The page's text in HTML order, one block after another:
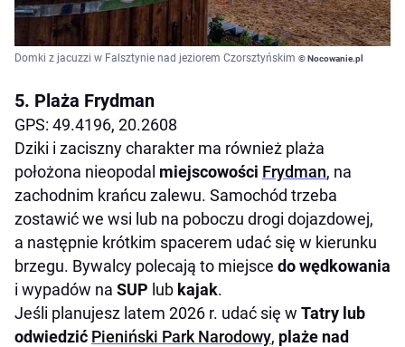
Domki z jacuzzi w Falsztynie nad jeziorem Czorsztyńskim © Nocowanie.pl
5. Plaża Frydman
GPS: 49.4196, 20.2608
Dziki i zaciszny charakter ma również plaża
położona nieopodal miejscowości Frydman, na
zachodnim krańcu zalewu. Samochód trzeba
zostawić we wsi lub na poboczu drogi dojazdowej,
a następnie krótkim spacerem udać się w kierunku
brzegu. Bywalcy polecają to miejsce do wędkowania
i wypadów na SUP lub kajak.
Jeśli planujesz latem 2026 r. udać się w Tatry lub
odwiedzić Pieniński Park Narodowy, plaże nad